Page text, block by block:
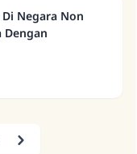
Negara Non
Dengan
Next